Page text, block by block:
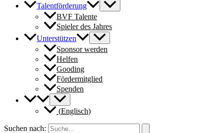
Talentförderung
BVF Talente
Spieler des Jahres
Unterstützen
Sponsor werden
Helfen
Gooding
Fördermitglied
Spenden
(Englisch)
Suchen nach: